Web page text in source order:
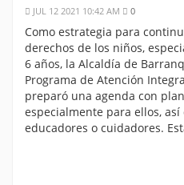
JUL 12 2021 10:42 AM 0
Como estrategia para
derechos de los niños,
6 años, la Alcaldía de
Programa de Atención
preparó una agenda con
especialmente para ellos,
educadores o cuidadores.